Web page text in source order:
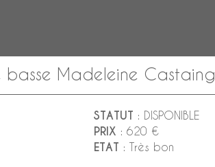
Madeleine Castaing
STATUT : DISPONIBLE
PRIX : 620 €
ETAT : Très bon